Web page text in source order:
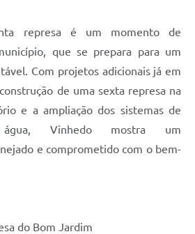
represa é um momento de
que se prepara para um
Com projetos adicionais já em
de uma sexta represa na
e a ampliação dos sistemas de
Vinhedo mostra um
e comprometido com o bem-
do Bom Jardim